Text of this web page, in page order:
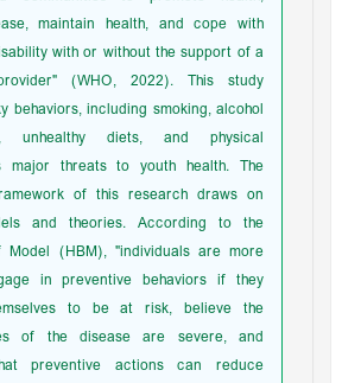
maintain health, and cope with
with or without the support of a
(WHO, 2022). This study
behaviors, including smoking, alcohol
unhealthy diets, and physical
major threats to youth health. The
of this research draws on
and theories. According to the
Model (HBM), "individuals are more
in preventive behaviors if they
to be at risk, believe the
of the disease are severe, and
preventive actions can reduce